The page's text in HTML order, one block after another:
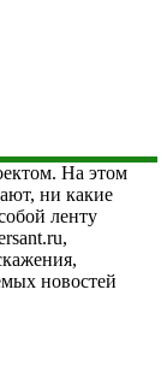
На этом
ни какие
ленту
новостей